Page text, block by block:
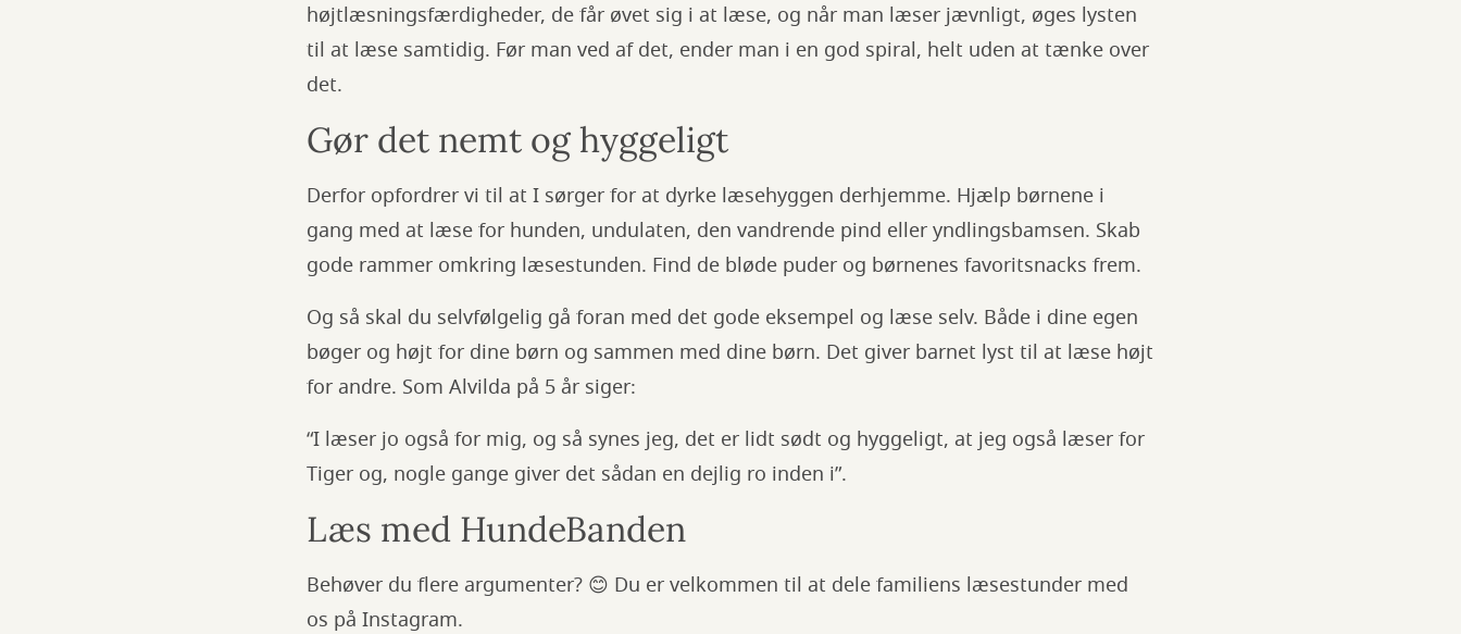
højtlæsningsfærdigheder, de får øvet sig i at læse, og når man læser jævnligt, øges lysten
til at læse samtidig. Før man ved af det, ender man i en god spiral, helt uden at tænke over
det.
Gør det nemt og hyggeligt
Derfor opfordrer vi til at I sørger for at dyrke læsehyggen derhjemme. Hjælp børnene i
gang med at læse for hunden, undulaten, den vandrende pind eller yndlingsbamsen. Skab
gode rammer omkring læsestunden. Find de bløde puder og børnenes favoritsnacks frem.
Og så skal du selvfølgelig gå foran med det gode eksempel og læse selv. Både i dine egen
bøger og højt for dine børn og sammen med dine børn. Det giver barnet lyst til at læse højt
for andre. Som Alvilda på 5 år siger:
“I læser jo også for mig, og så synes jeg, det er lidt sødt og hyggeligt, at jeg også læser for
Tiger og, nogle gange giver det sådan en dejlig ro inden i”.
Læs med HundeBanden
Behøver du flere argumenter? 😊 Du er velkommen til at dele familiens læsestunder med
os på Instagram.